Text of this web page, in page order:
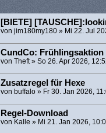
[BIETE]
von jim180my180» Mi 22. Jul
CundCo: Frühlingsaktion
von Theft» So 26. Apr 2026,
Zusatzregel für Hexe
von buffalo» Fr 30. Jan 2026,
Regel-Download
von Kalle » Mi 21. Jan 2026,